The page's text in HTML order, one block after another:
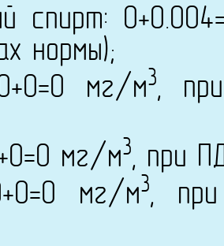
спирт:
нормы);
мг/м3,
мг/м3, при
мг/м3,